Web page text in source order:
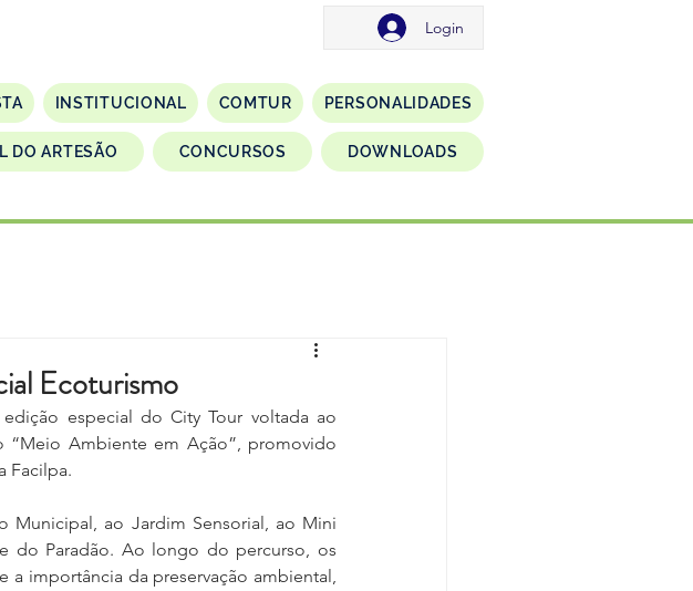
INSTITUCIONAL COMTUR PERSONALIDADES
DO ARTESÃO CONCURSOS DOWNLOADS
Login
Ecoturismo
especial do City Tour voltada ao
“Meio Ambiente em Ação”, promovido
Facilpa.
Municipal, ao Jardim Sensorial, ao Mini
do Paradão. Ao longo do percurso, os
importância da preservação ambiental,